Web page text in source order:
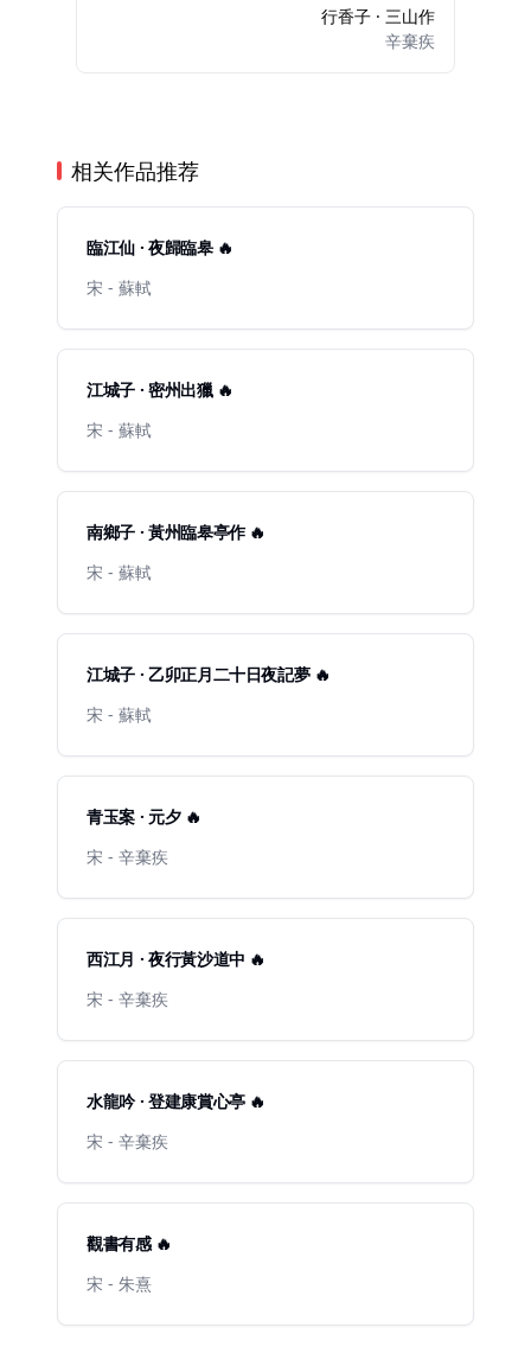
行香子 · 三山作
辛棄疾
相关作品推荐
臨江仙 · 夜歸臨皋 🔥
宋 - 蘇軾
江城子 · 密州出獵 🔥
宋 - 蘇軾
南鄉子 · 黃州臨皋亭作 🔥
宋 - 蘇軾
江城子 · 乙卯正月二十日夜記夢 🔥
宋 - 蘇軾
青玉案 · 元夕 🔥
宋 - 辛棄疾
西江月 · 夜行黃沙道中 🔥
宋 - 辛棄疾
水龍吟 · 登建康賞心亭 🔥
宋 - 辛棄疾
觀書有感 🔥
宋 - 朱熹